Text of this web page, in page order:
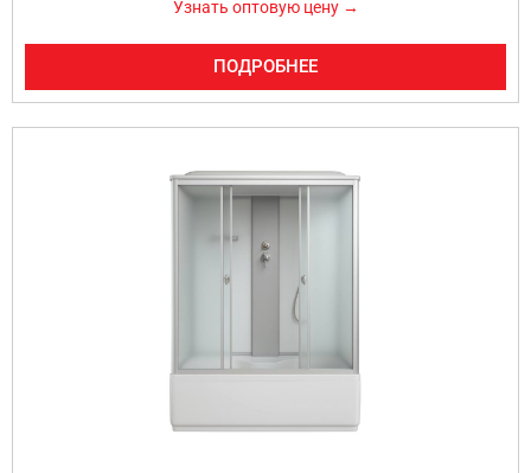
Узнать оптовую цену →
ПОДРОБНЕЕ